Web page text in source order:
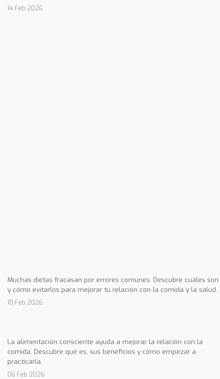
14 Feb 2026
Muchas dietas fracasan por errores comunes. Descubre cuáles son
y cómo evitarlos para mejorar tu relación con la comida y la salud.
10 Feb 2026
La alimentación consciente ayuda a mejorar la relación con la
comida. Descubre qué es, sus beneficios y cómo empezar a
practicarla.
06 Feb 2026